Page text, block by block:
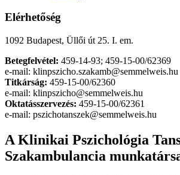
Elérhetőség
1092 Budapest, Üllői út 25. I. em.
Betegfelvétel: 459-14-93; 459-15-00/62369
e-mail: klinpszicho.szakamb@semmelweis.hu
Titkárság: 459-15-00/62360
e-mail: klinpszicho@semmelweis.hu
Oktatásszervezés: 459-15-00/62361
e-mail: pszichotanszek@semmelweis.hu
A Klinikai Pszichológia
Szakambulancia